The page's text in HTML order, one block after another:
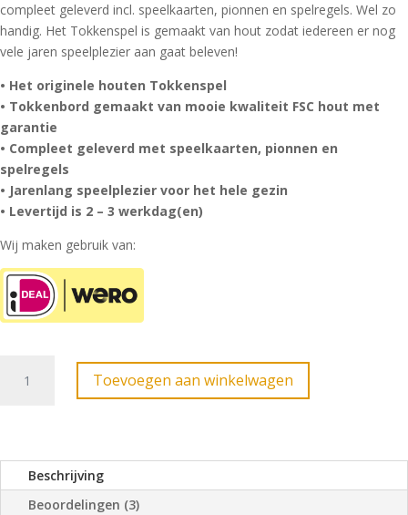
compleet geleverd incl. speelkaarten, pionnen en spelregels. Wel zo
handig. Het Tokkenspel is gemaakt van hout zodat iedereen er nog
vele jaren speelplezier aan gaat beleven!
• Het originele houten Tokkenspel
• Tokkenbord gemaakt van mooie kwaliteit FSC hout met
garantie
• Compleet geleverd met speelkaarten, pionnen en
spelregels
• Jarenlang speelplezier voor het hele gezin
• Levertijd is 2 – 3 werkdag(en)
Wij maken gebruik van:
Tokkenspel
Classic
Toevoegen aan winkelwagen
Beschrijving
Beoordelingen (3)